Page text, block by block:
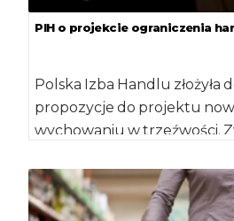
PIH o projekcie ograniczenia
Polska Izba Handlu złożyła
propozycje do projektu
wychowaniu w trzeźwości.